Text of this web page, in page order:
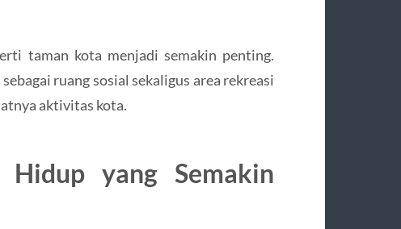
taman kota menjadi semakin penting.
ruang sosial sekaligus area rekreasi
aktivitas kota.
yang Semakin